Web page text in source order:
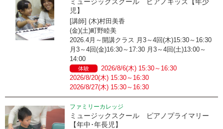
児】
[講師] (木)村田美香
(金)(土)町野睦美
2026.4月～開講クラス 月3～4回(木)15:30～16:30
月3～4回(金)16:30～17:30 月3～4回(土)13:00～
14:00
体験
2026/8/6(木) 15:30～16:30
2026/8/20(木) 15:30～16:30
2026/8/27(木) 15:30～16:30
ファミリーカレッジ
ミュージックスクール ピアノプライマリー
【年中･年長児】